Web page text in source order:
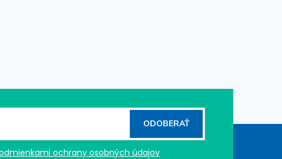
ochrany osobných údajov
ODOBERAŤ